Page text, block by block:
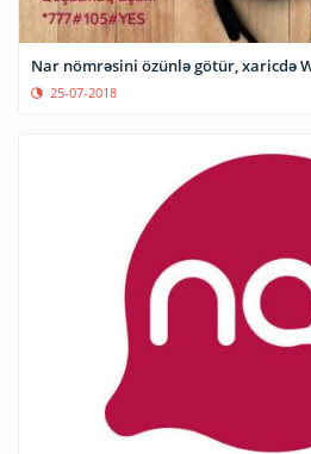
Nar nömrəsini özünlə götür, xaricdə
25-07-2018